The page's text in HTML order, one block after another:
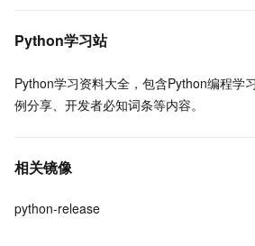
Python学习站
Python学习资料大全，包含Python编程学
例分享、开发者必知词条等内容。
相关镜像
python-release